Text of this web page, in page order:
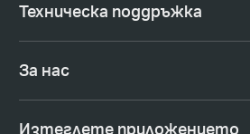
Техническа поддръжка
За нас
Изтеглете приложението